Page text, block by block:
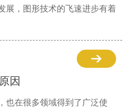
展，图形技术的飞速进步有着
因
也在很多领域得到了广泛使